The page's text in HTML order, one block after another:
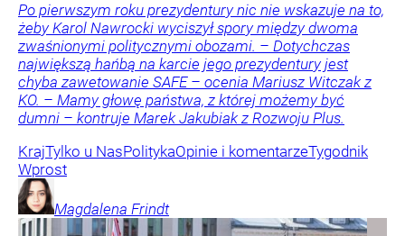
Po pierwszym roku prezydentury nic nie wskazuje na to,
żeby Karol Nawrocki wyciszył spory między dwoma
zwaśnionymi politycznymi obozami. – Dotychczas
największą hańbą na karcie jego prezydentury jest
chyba zawetowanie SAFE – ocenia Mariusz Witczak z
KO. – Mamy głowę państwa, z której możemy być
dumni – kontruje Marek Jakubiak z Rozwoju Plus.
KrajTylko u NasPolitykaOpinie i komentarzeTygodnik
Wprost
Magdalena Frindt